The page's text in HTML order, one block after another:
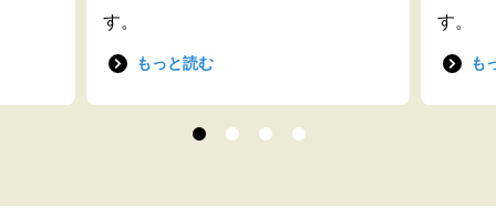
す。
もっと読む
す。
も